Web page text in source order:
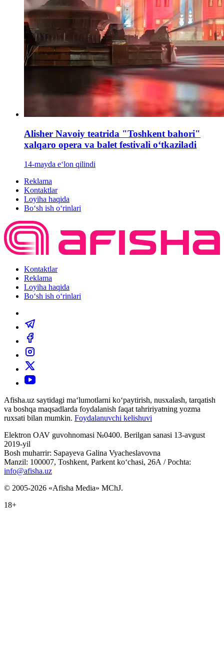
Alisher Navoiy teatrida "Toshkent bahori"
xalqaro opera va balet festivali oʻtkaziladi
14-mayda e‘lon qilindi
Reklama
Kontaktlar
Loyiha haqida
Bo‘sh ish o‘rinlari
Kontaktlar
Reklama
Loyiha haqida
Bo‘sh ish o‘rinlari
Afisha.uz saytidagi ma‘lumotlarni ko‘paytirish, nusxalash, tarqatish
va boshqa maqsadlarda foydalanish faqat tahririyatning yozma
ruxsati bilan mumkin. Foydalanuvchi kelishuvi
Elektron OAV guvohnomasi №0400. Berilgan sanasi 13-avgust
2019-yil
Bosh muharrir: Sapayeva Galina Vyacheslavovna
Manzil: 100007, Toshkent, Parkent ko‘chasi, 26А / Pochta:
info@afisha.uz
© 2005-2026 «Afisha Media» MChJ.
18+